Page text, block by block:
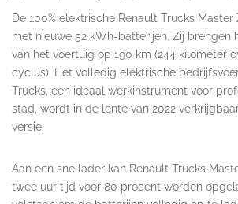
De 100% elektrische Renault Trucks
met nieuwe 52 kWh-batterijen. Zij brengen
van het voertuig op 190 km (244 kilometer
cyclus). Het volledig elektrische
Trucks, een ideaal werkinstrument voor
stad, wordt in de lente van 2022
versie.
Aan een snellader kan Renault Trucks
twee uur tijd voor 80 procent worden